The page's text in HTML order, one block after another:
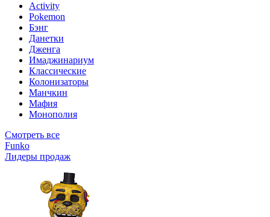
Activity
Pokemon
Бэнг
Данетки
Дженга
Имаджинариум
Классические
Колонизаторы
Манчкин
Мафия
Монополия
Смотреть все
Funko
Лидеры продаж